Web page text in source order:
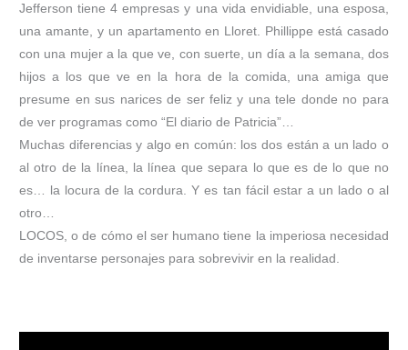
Jefferson tiene 4 empresas y una vida envidiable, una esposa,
una amante, y un apartamento en Lloret. Phillippe está casado
con una mujer a la que ve, con suerte, un día a la semana, dos
hijos a los que ve en la hora de la comida, una amiga que
presume en sus narices de ser feliz y una tele donde no para
de ver programas como “El diario de Patricia”…
Muchas diferencias y algo en común: los dos están a un lado o
al otro de la línea, la línea que separa lo que es de lo que no
es… la locura de la cordura. Y es tan fácil estar a un lado o al
otro…
LOCOS, o de cómo el ser humano tiene la imperiosa necesidad
de inventarse personajes para sobrevivir en la realidad.